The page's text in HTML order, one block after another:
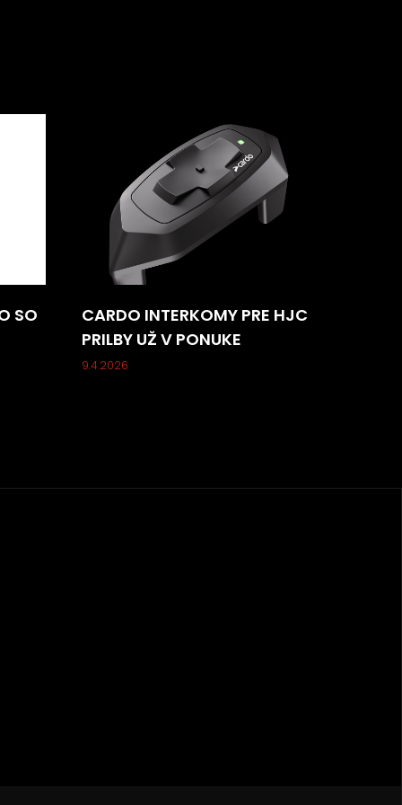
SO
CARDO INTERKOMY PRE HJC
PRILBY UŽ V PONUKE
9.4.2026